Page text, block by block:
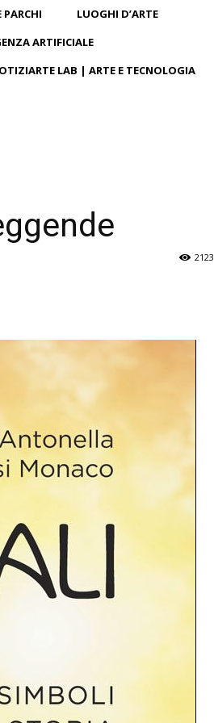
PARCHI
LUOGHI D’ARTE
ARTIFICIALE
LAB | ARTE E TECNOLOGIA
2123